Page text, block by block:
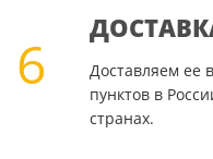
6
Доставляем ее
пунктов в
странах.